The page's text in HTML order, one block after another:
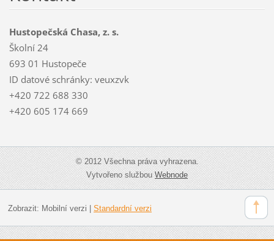
Hustopečská Chasa, z. s.
Školní 24
693 01 Hustopeče
ID datové schránky: veuxzvk
+420 722 688 330
+420 605 174 669
© 2012 Všechna práva vyhrazena.
Vytvořeno službouWebnode
Zobrazit: Mobilní verzi Standardní verzi